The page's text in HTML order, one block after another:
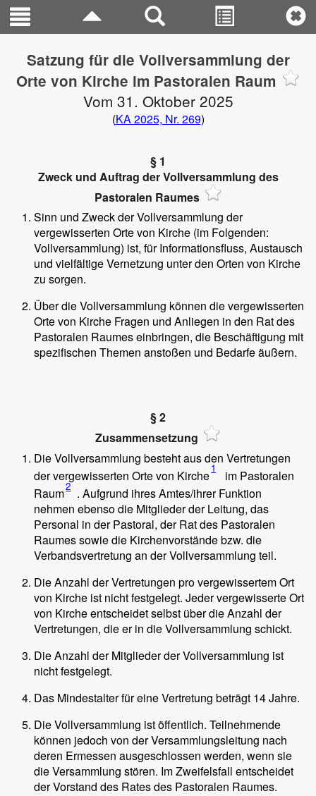
Satzung für die Vollversammlung der
Orte von Kirche im Pastoralen Raum
Vom 31. Oktober 2025
(KA 2025, Nr. 269)
§ 1
Zweck und Auftrag der Vollversammlung des
Pastoralen Raumes
Sinn und Zweck der Vollversammlung der
vergewisserten Orte von Kirche (im Folgenden:
Vollversammlung) ist, für Informationsfluss, Austausch
und vielfältige Vernetzung unter den Orten von Kirche
zu sorgen.
Über die Vollversammlung können die vergewisserten
Orte von Kirche Fragen und Anliegen in den Rat des
Pastoralen Raumes einbringen, die Beschäftigung mit
spezifischen Themen anstoßen und Bedarfe äußern.
§ 2
Zusammensetzung
Die Vollversammlung besteht aus den Vertretungen
der vergewisserten Orte von Kirche1
im Pastoralen
Raum2 . Aufgrund ihres Amtes/ihrer Funktion
nehmen ebenso die Mitglieder der Leitung, das
Personal in der Pastoral, der Rat des Pastoralen
Raumes sowie die Kirchenvorstände bzw. die
Verbandsvertretung an der Vollversammlung teil.
Die Anzahl der Vertretungen pro vergewissertem Ort
von Kirche ist nicht festgelegt. Jeder vergewisserte Ort
von Kirche entscheidet selbst über die Anzahl der
Vertretungen, die er in die Vollversammlung schickt.
Die Anzahl der Mitglieder der Vollversammlung ist
nicht festgelegt.
Das Mindestalter für eine Vertretung beträgt 14 Jahre.
Die Vollversammlung ist öffentlich. Teilnehmende
können jedoch von der Versammlungsleitung nach
deren Ermessen ausgeschlossen werden, wenn sie
die Versammlung stören. Im Zweifelsfall entscheidet
der Vorstand des Rates des Pastoralen Raumes.